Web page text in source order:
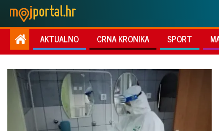
AKTUALNO CRNA KRONIKA SPORT